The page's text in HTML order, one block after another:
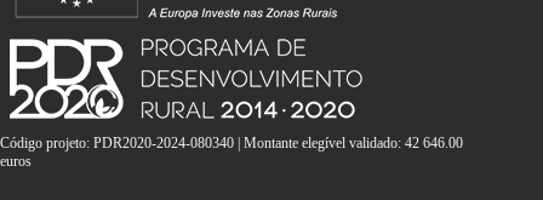
Código projeto: PDR2020-2024-080340 | Montante elegível validado: 42 646.00
euros